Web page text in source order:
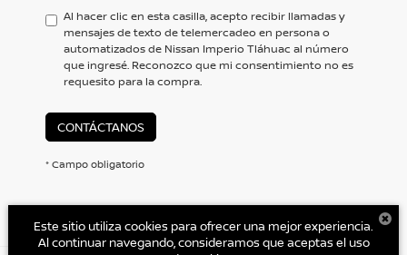
acepto
href='/privacy.aspx'
target='_blank'>Aviso
Al hacer clic en esta casilla, acepto recibir llamadas y
mensajes de texto de telemercadeo en persona o
automatizados de Nissan Imperio Tláhuac al número
que ingresé. Reconozco que mi consentimiento no es
requesito para la compra.
CONTÁCTANOS
* Campo obligatorio
Este sitio utiliza cookies para ofrecer una mejor experiencia.
Al continuar navegando, consideramos que aceptas el uso